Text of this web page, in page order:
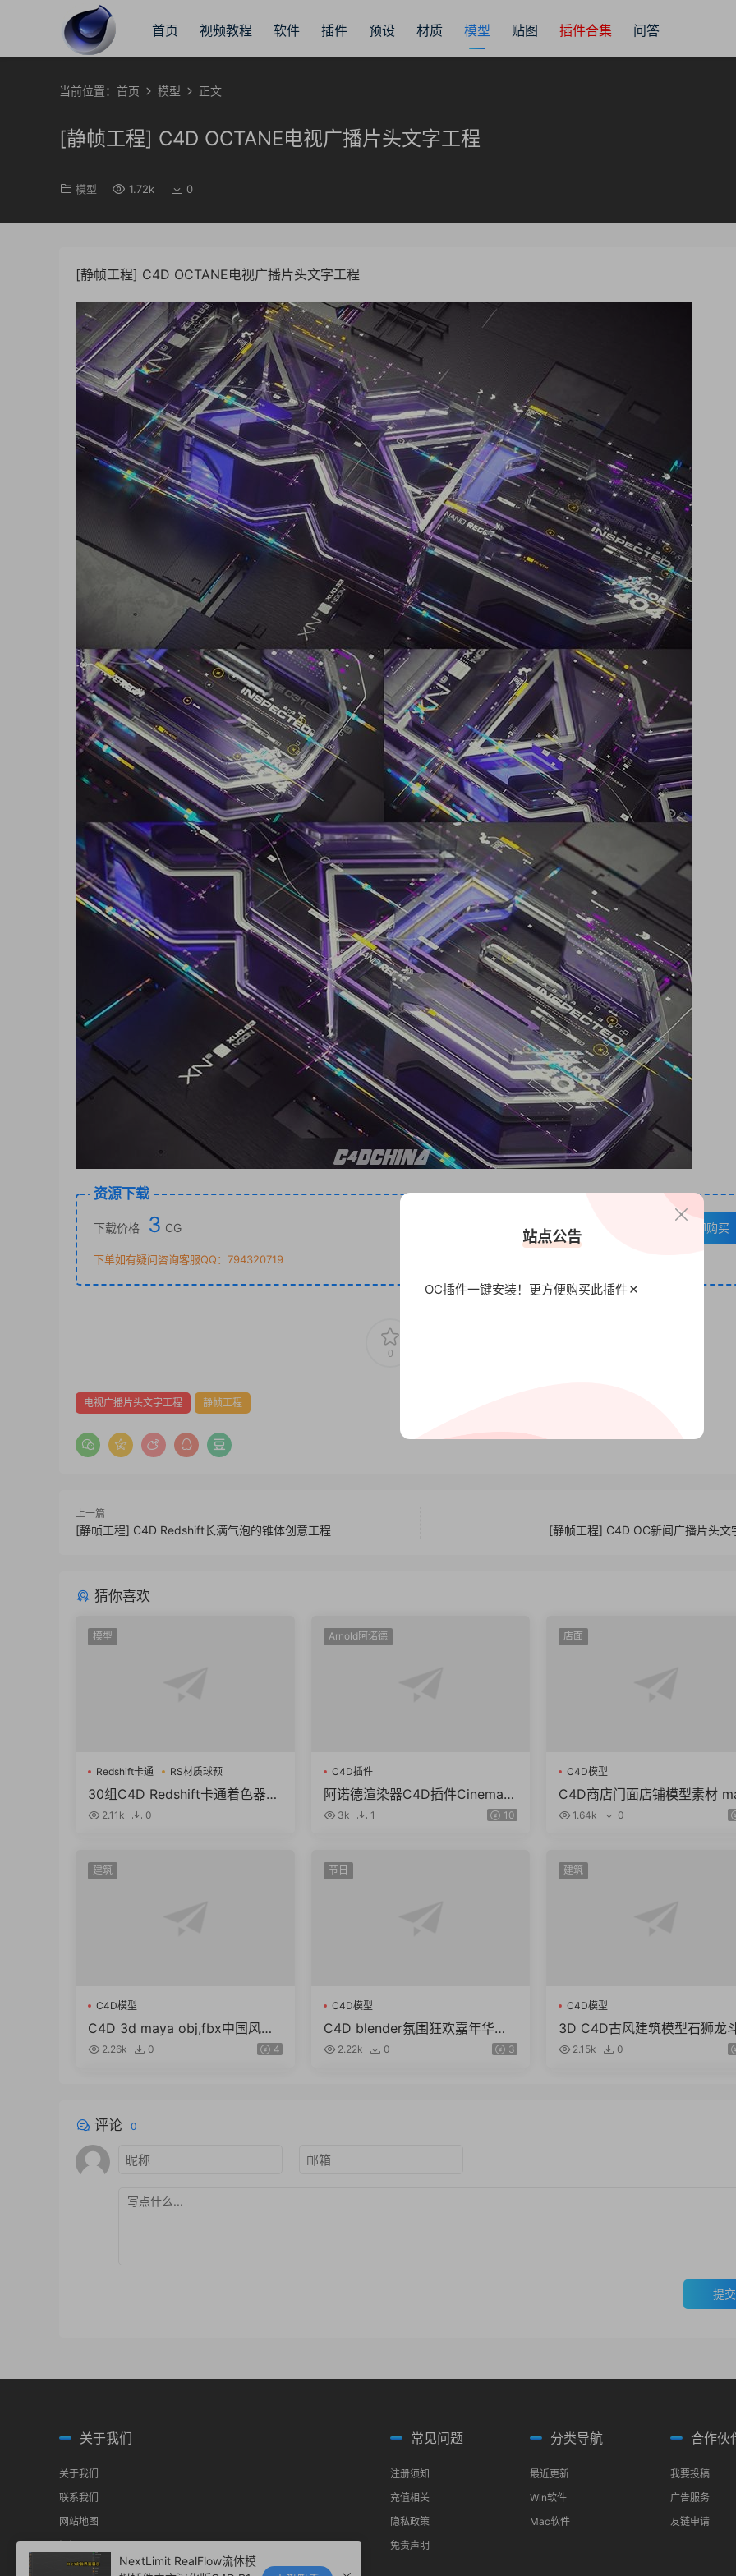
首页 视频教程 软件 插件 预设 材质 模型 贴图 插件合集 问答
当前位置： 首页 模型 正文
[静帧工程] C4D OCTANE电视广播片头文字工程
模型 1.72k 0
[静帧工程] C4D OCTANE电视广播片头文字工程
资源下载
下载价格 3 CG 立即购买
下单如有疑问咨询客服QQ：794320719
0
电视广播片头文字工程 静帧工程
上一篇
[静帧工程] C4D Redshift长满气泡的锥体创意工程 [静帧工程] C4D OC新闻广播片头文
猜你喜欢
模型
Redshift卡通 RS材质球预
30组C4D Redshift卡通着色器R
S材质球预设
2.11k 0
Arnold阿诺德
C4D插件
阿诺德渲染器C4D插件Cinema 4
D To Arnold v4.6.8.1 WIN/NoL
3k 1 10
店面
C4D模型
C4D商店门面店铺模型素材
obj fbx ma KitBash3D
1.64k 0
建筑
C4D模型
C4D 3d maya obj,fbx中国风东
方古建筑临安长安城古城街道模
2.26k 0 4
节日
C4D模型
C4D blender氛围狂欢嘉年华锣
鼓棉花糖图标fbx obj模型素材pn
2.22k 0 3
建筑
C4D模型
3D C4D古风建筑模型石狮龙
篷石头酒壶木屐蟾蜍 obj zbp
2.15k 0
评论 0
提交
关于我们
关于我们
联系我们
网站地图
订阅RSS
常见问题
注册须知
充值相关
隐私政策
免责声明
分类导航
最近更新
Win软件
Mac软件
合作伙
我要投稿
广告服务
友链申请
NextLimit RealFlow流体模
站点公告
OC插件一键安装！更方便购买此插件